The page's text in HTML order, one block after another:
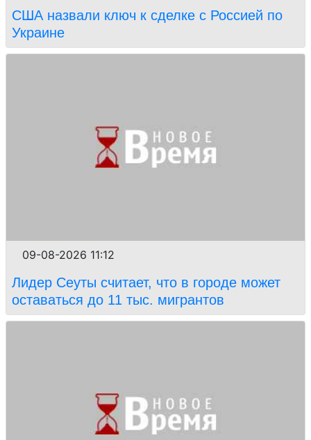
США назвали ключ к сделке с Россией по
Украине
09-08-2026 11:12
Лидер Сеуты считает, что в городе может
оставаться до 11 тыс. мигрантов